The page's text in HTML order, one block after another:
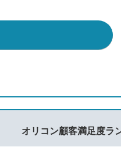
オリコン顧客満足度ラ